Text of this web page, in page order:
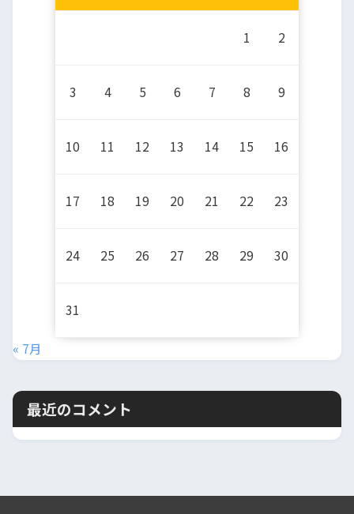
1 2
3 4 5 6 7 8 9
10 11 12 13 14 15 16
17 18 19 20 21 22 23
24 25 26 27 28 29 30
31
« 7月
最近のコメント